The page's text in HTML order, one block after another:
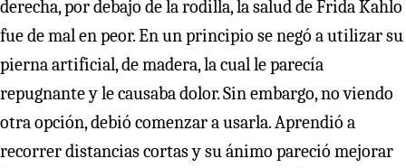
derecha, por debajo de la rodilla, la salud de Frida Kahlo
fue de mal en peor. En un principio se negó a utilizar su
pierna artificial, de madera, la cual le parecía
repugnante y le causaba dolor. Sin embargo, no viendo
otra opción, debió comenzar a usarla. Aprendió a
recorrer distancias cortas y su ánimo pareció mejorar